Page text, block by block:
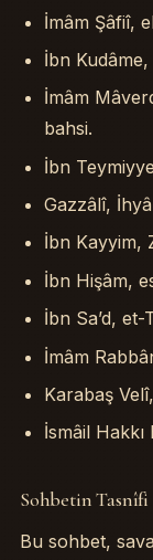
İmâm Şâfiî,
İbn
İmâm
bahsi.
İbn
Gazzâlî,
İbn Kayyim,
İbn Hişâm,
İbn Sa’d,
İmâm
Karabaş
İsmâil
Sohbetin Tasnîfi
Bu sohbet,